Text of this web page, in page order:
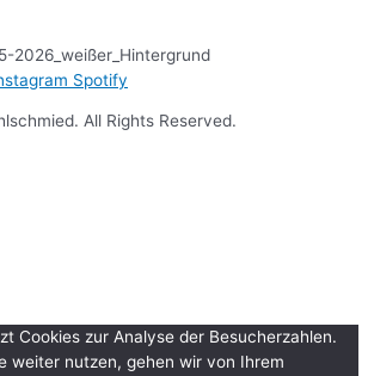
Spotify
All Rights Reserved.
Cookies zur Analyse der Besucherzahlen.
weiter nutzen, gehen wir von Ihrem